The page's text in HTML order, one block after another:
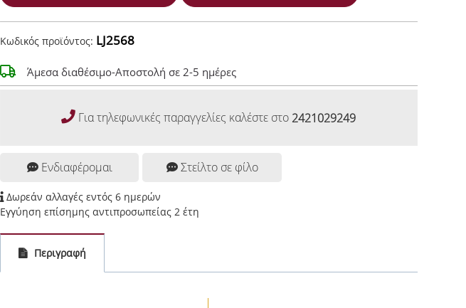
Κωδικός προϊόντος: LJ2568
Άμεσα διαθέσιμο-Αποστολή σε 2-5 ημέρες
Για τηλεφωνικές παραγγελίες καλέστε στο 2421029249
Ενδιαφέρομαι Στείλτο σε φίλο
Δωρεάν αλλαγές εντός 6 ημερών
Εγγύηση επίσημης αντιπροσωπείας 2 έτη
Περιγραφή